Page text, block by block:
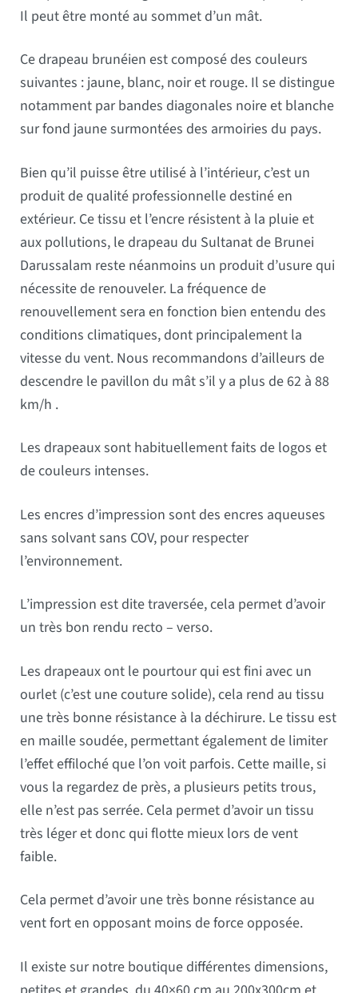
Il peut être monté au sommet d’un mât.
Ce drapeau brunéien est composé des couleurs
suivantes : jaune, blanc, noir et rouge. Il se distingue
notamment par bandes diagonales noire et blanche
sur fond jaune surmontées des armoiries du pays.
Bien qu’il puisse être utilisé à l’intérieur, c’est un
produit de qualité professionnelle destiné en
extérieur. Ce tissu et l’encre résistent à la pluie et
aux pollutions, le drapeau du Sultanat de Brunei
Darussalam reste néanmoins un produit d’usure qui
nécessite de renouveler. La fréquence de
renouvellement sera en fonction bien entendu des
conditions climatiques, dont principalement la
vitesse du vent. Nous recommandons d’ailleurs de
descendre le pavillon du mât s’il y a plus de 62 à 88
km/h .
Les drapeaux sont habituellement faits de logos et
de couleurs intenses.
Les encres d’impression sont des encres aqueuses
sans solvant sans COV, pour respecter
l’environnement.
L’impression est dite traversée, cela permet d’avoir
un très bon rendu recto – verso.
Les drapeaux ont le pourtour qui est fini avec un
ourlet (c’est une couture solide), cela rend au tissu
une très bonne résistance à la déchirure. Le tissu est
en maille soudée, permettant également de limiter
l’effet effiloché que l’on voit parfois. Cette maille, si
vous la regardez de près, a plusieurs petits trous,
elle n’est pas serrée. Cela permet d’avoir un tissu
très léger et donc qui flotte mieux lors de vent
faible.
Cela permet d’avoir une très bonne résistance au
vent fort en opposant moins de force opposée.
Il existe sur notre boutique différentes dimensions,